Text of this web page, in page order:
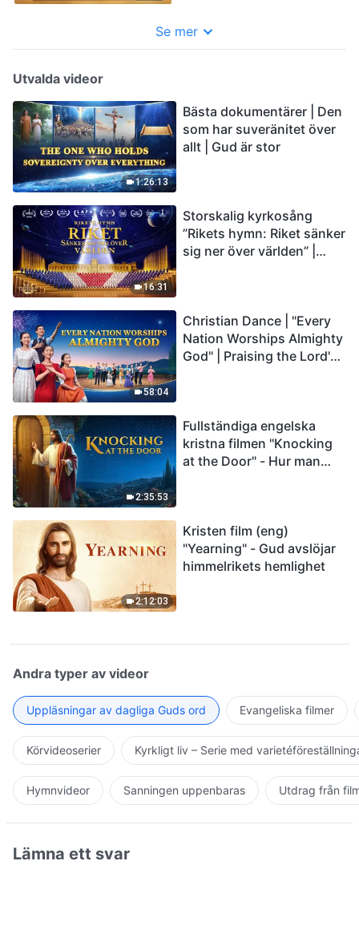
Se mer
Utvalda videor
1:26:13
Bästa dokumentärer | Den
som har suveränitet över
allt | Gud är stor
16:31
Storskalig kyrkosång
”Rikets hymn: Riket sänker
sig ner över världen” |
58:04
Christian Dance | "Every
Nation Worships Almighty
God" | Praising the Lord's
2:35:53
Fullständiga engelska
kristna filmen "Knocking
at the Door" - Hur man
2:12:03
Kristen film (eng)
"Yearning" - Gud avslöjar
himmelrikets hemlighet
Andra typer av videor
Uppläsningar av dagliga Guds ord Evangeliska filmer
Körvideoserier Kyrkligt liv – Serie med
Hymnvideor Sanningen uppenbaras Utdrag från
Lämna ett svar